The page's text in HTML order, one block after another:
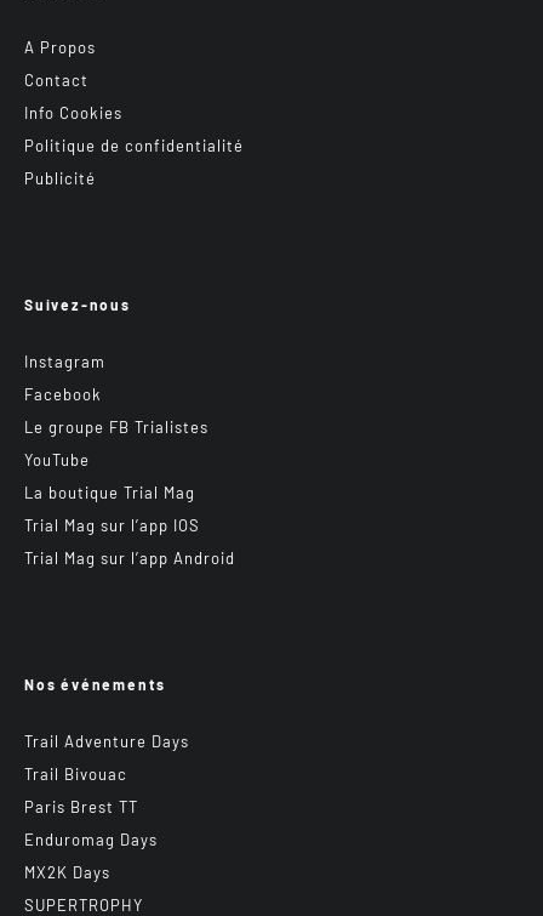
A Propos
Contact
Info Cookies
Politique de confidentialité
Publicité
Suivez-nous
Instagram
Facebook
Le groupe FB Trialistes
YouTube
La boutique Trial Mag
Trial Mag sur l’app IOS
Trial Mag sur l’app Android
Nos événements
Trail Adventure Days
Trail Bivouac
Paris Brest TT
Enduromag Days
MX2K Days
SUPERTROPHY